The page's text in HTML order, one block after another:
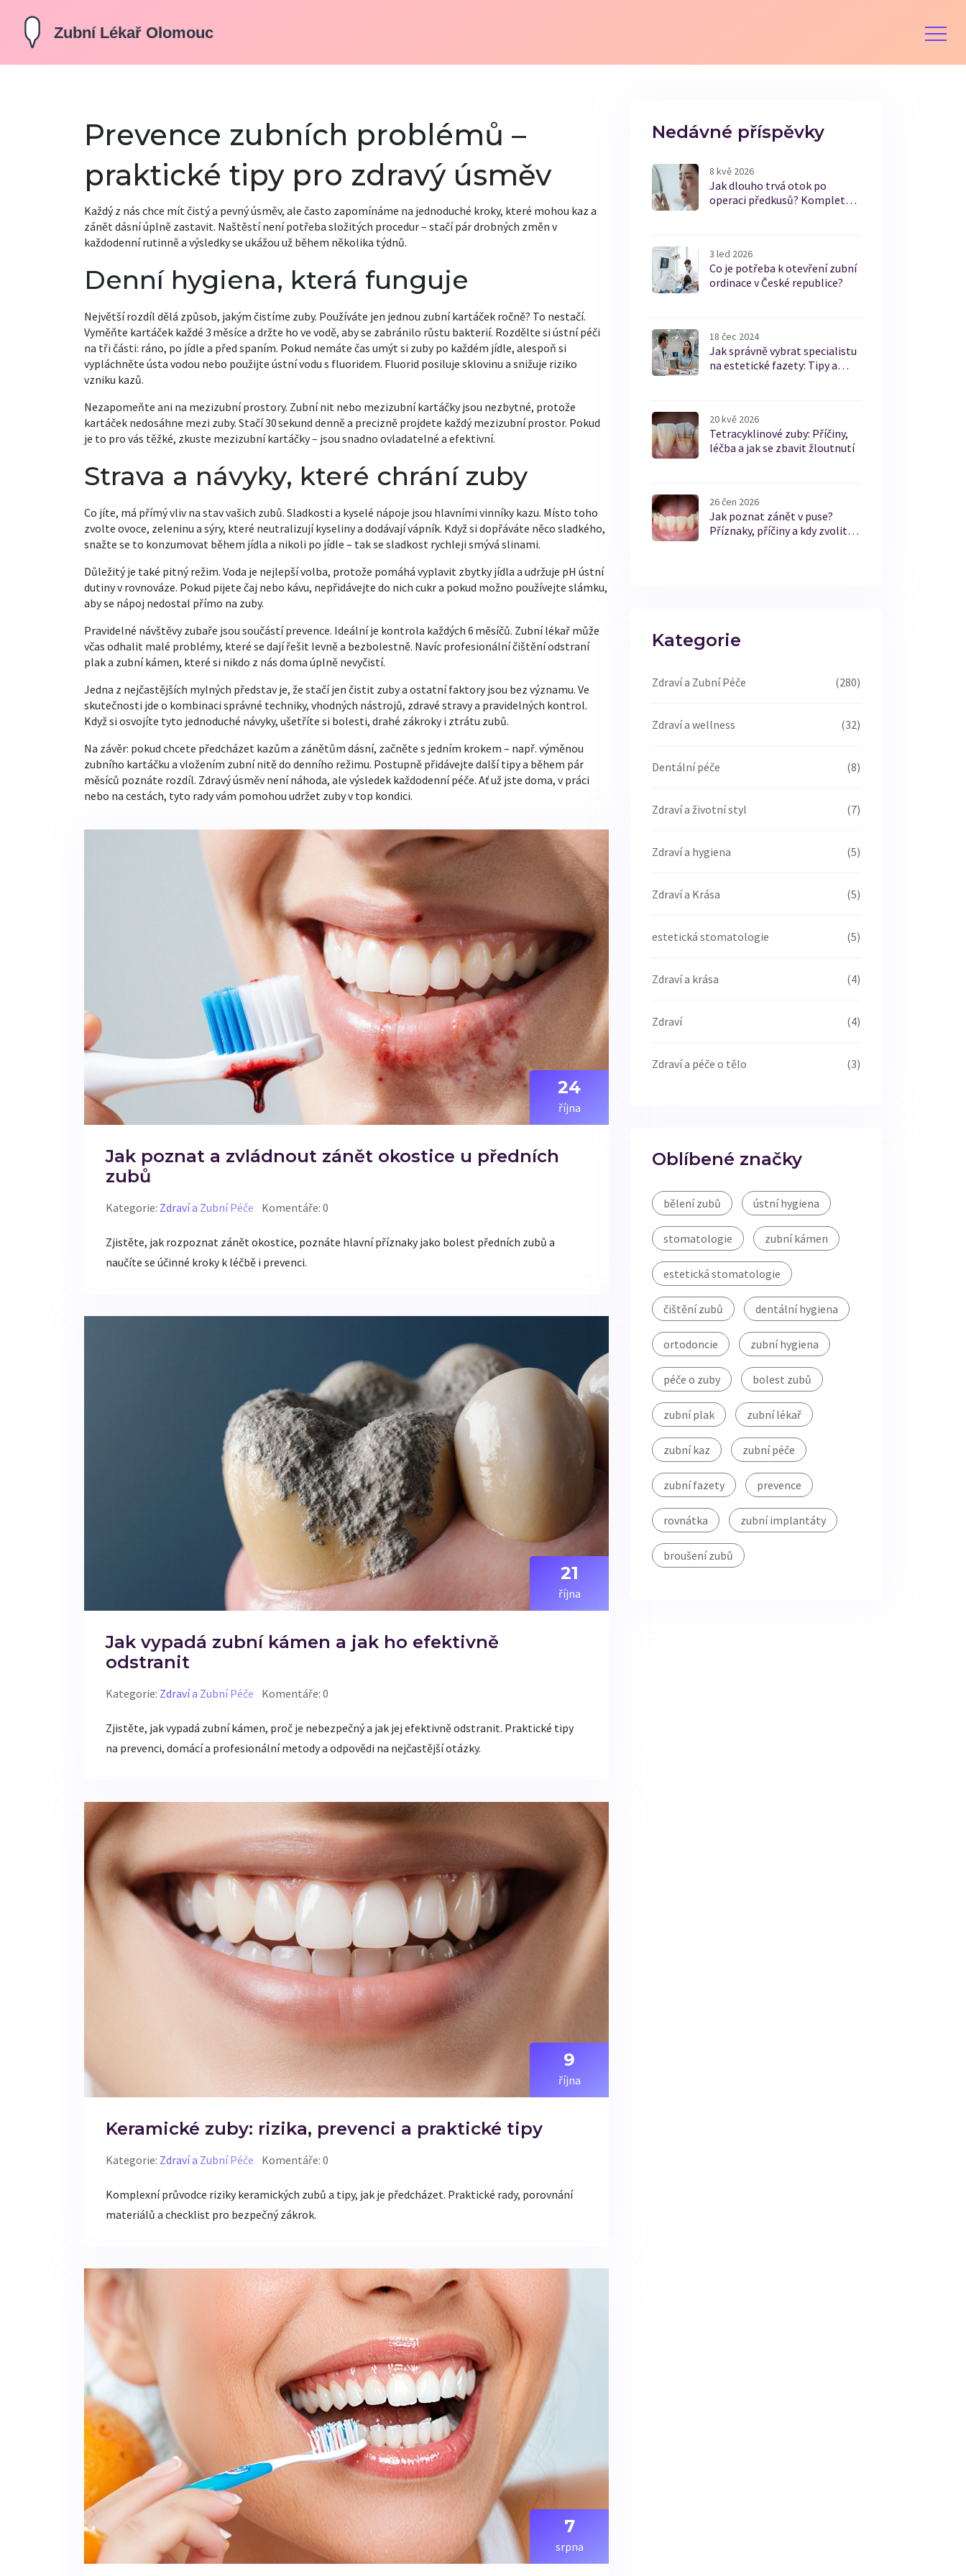
Prevence zubních problémů –
praktické tipy pro zdravý úsměv
Každý z nás chce mít čistý a pevný úsměv, ale často zapomínáme na jednoduché kroky, které mohou kaz a
zánět dásní úplně zastavit. Naštěstí není potřeba složitých procedur – stačí pár drobných změn v
každodenní rutinně a výsledky se ukážou už během několika týdnů.
Denní hygiena, která funguje
Největší rozdíl dělá způsob, jakým čistíme zuby. Používáte jen jednou zubní kartáček ročně? To nestačí.
Vyměňte kartáček každé 3 měsíce a držte ho ve vodě, aby se zabránilo růstu bakterií. Rozdělte si ústní péči
na tři části: ráno, po jídle a před spaním. Pokud nemáte čas umýt si zuby po každém jídle, alespoň si
vypláchněte ústa vodou nebo použijte ústní vodu s fluoridem. Fluorid posiluje sklovinu a snižuje riziko
vzniku kazů.
Nezapomeňte ani na mezizubní prostory. Zubní nit nebo mezizubní kartáčky jsou nezbytné, protože
kartáček nedosáhne mezi zuby. Stačí 30 sekund denně a precizně projdete každý mezizubní prostor. Pokud
je to pro vás těžké, zkuste mezizubní kartáčky – jsou snadno ovladatelné a efektivní.
Strava a návyky, které chrání zuby
Co jíte, má přímý vliv na stav vašich zubů. Sladkosti a kyselé nápoje jsou hlavními vinníky kazu. Místo toho
zvolte ovoce, zeleninu a sýry, které neutralizují kyseliny a dodávají vápník. Když si dopřáváte něco sladkého,
snažte se to konzumovat během jídla a nikoli po jídle – tak se sladkost rychleji smývá slinami.
Důležitý je také pitný režim. Voda je nejlepší volba, protože pomáhá vyplavit zbytky jídla a udržuje pH ústní
dutiny v rovnováze. Pokud pijete čaj nebo kávu, nepřidávejte do nich cukr a pokud možno používejte slámku,
aby se nápoj nedostal přímo na zuby.
Pravidelné návštěvy zubaře jsou součástí prevence. Ideální je kontrola každých 6 měsíčů. Zubní lékař může
včas odhalit malé problémy, které se dají řešit levně a bezbolestně. Navíc profesionální čištění odstraní
plak a zubní kámen, které si nikdo z nás doma úplně nevyčistí.
Jedna z nejčastějších mylných představ je, že stačí jen čistit zuby a ostatní faktory jsou bez významu. Ve
skutečnosti jde o kombinaci správné techniky, vhodných nástrojů, zdravé stravy a pravidelných kontrol.
Když si osvojíte tyto jednoduché návyky, ušetříte si bolesti, drahé zákroky i ztrátu zubů.
Na závěr: pokud chcete předcházet kazům a zánětům dásní, začněte s jedním krokem – např. výměnou
zubního kartáčku a vložením zubní nitě do denního režimu. Postupně přidávejte další tipy a během pár
měsíců poznáte rozdíl. Zdravý úsměv není náhoda, ale výsledek každodenní péče. Ať už jste doma, v práci
nebo na cestách, tyto rady vám pomohou udržet zuby v top kondici.
24
října
Jak poznat a zvládnout zánět okostice u předních
zubů
Kategorie: Zdraví a Zubní Péče Komentáře: 0
Zjistěte, jak rozpoznat zánět okostice, poznáte hlavní příznaky jako bolest předních zubů a
naučíte se účinné kroky k léčbě i prevenci.
21
října
Jak vypadá zubní kámen a jak ho efektivně
odstranit
Kategorie: Zdraví a Zubní Péče Komentáře: 0
Zjistěte, jak vypadá zubní kámen, proč je nebezpečný a jak jej efektivně odstranit. Praktické tipy
na prevenci, domácí a profesionální metody a odpovědi na nejčastější otázky.
9
října
Keramické zuby: rizika, prevenci a praktické tipy
Kategorie: Zdraví a Zubní Péče Komentáře: 0
Komplexní průvodce riziky keramických zubů a tipy, jak je předcházet. Praktické rady, porovnání
materiálů a checklist pro bezpečný zákrok.
7
srpna
Nedávné příspěvky
8 kvě 2026
Jak dlouho trvá otok po
operaci předkusů? Kompletní
3 led 2026
Co je potřeba k otevření zubní
ordinace v České republice?
18 čec 2024
Jak správně vybrat specialistu
na estetické fazety: Tipy a
20 kvě 2026
Tetracyklinové zuby: Příčiny,
léčba a jak se zbavit žloutnutí
26 čen 2026
Jak poznat zánět v puse?
Příznaky, příčiny a kdy zvolit E-
Kategorie
Zdraví a Zubní Péče (280)
Zdraví a wellness (32)
Dentální péče (8)
Zdraví a životní styl (7)
Zdraví a hygiena (5)
Zdraví a Krása (5)
estetická stomatologie (5)
Zdraví a krása (4)
Zdraví (4)
Zdraví a péče o tělo (3)
Oblíbené značky
bělení zubů ústní hygiena
stomatologie zubní kámen
estetická stomatologie
čištění zubů dentální hygiena
ortodoncie zubní hygiena
péče o zuby bolest zubů
zubní plak zubní lékař
zubní kaz zubní péče
zubní fazety prevence
rovnátka zubní implantáty
broušení zubů